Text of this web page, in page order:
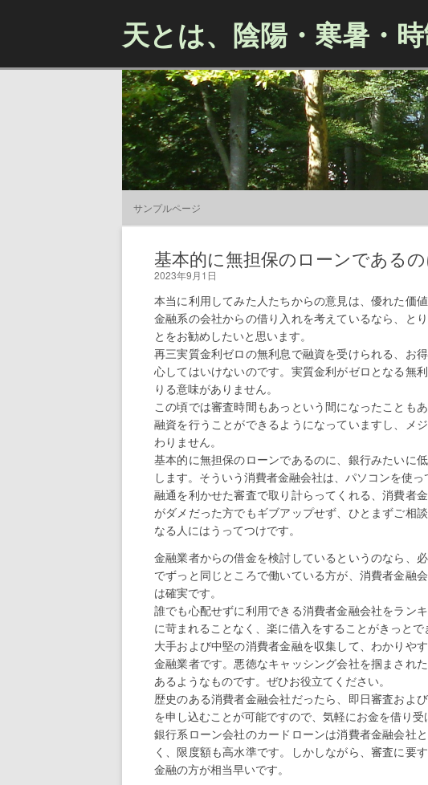
天とは、陰陽・寒暑・
サンプルページ
基本的に無担保のローンであるの
2023年9月1日
本当に利用してみた人たちからの意見は、優れた価
金融系の会社からの借り入れを考えているなら、と
とをお勧めしたいと思います。
再三実質金利ゼロの無利息で融資を受けられる、お
心してはいけないのです。実質金利がゼロとなる無
りる意味がありません。
この頃では審査時間もあっという間になったことも
融資を行うことができるようになっていますし、メ
わりません。
基本的に無担保のローンであるのに、銀行みたいに
します。そういう消費者金融会社は、パソコンを使っ
融通を利かせた審査で取り計らってくれる、消費者
がダメだった方でもギブアップせず、ひとまずご相
なる人にはうってつけです。
金融業者からの借金を検討しているというのなら、
でずっと同じところで働いている方が、消費者金融
は確実です。
誰でも心配せずに利用できる消費者金融会社をラン
に苛まれることなく、楽に借入をすることがきっとで
大手および中堅の消費者金融を収集して、わかりや
金融業者です。悪徳なキャッシング会社を掴まされ
あるようなものです。ぜひお役立てください。
歴史のある消費者金融会社だったら、即日審査およ
を申し込むことが可能ですので、気軽にお金を借り受
銀行系ローン会社のカードローンは消費者金融会社
く、限度額も高水準です。しかしながら、審査に要
金融の方が相当早いです。